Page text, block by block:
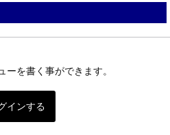
ーを書く事ができます。
インする